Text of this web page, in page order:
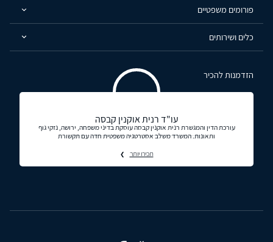
פורומים משפטיים
כלים ושירותים
הזדמנות להכיר
עו"ד רנית אוקנין קבסה
עורכת הדין והמגשרת רנית אוקנין קבסה עוסקת בדיני משפחה, ירושה, נזקי גוף
ותאונות. המשרד משלב אסטרטגיה משפטית חדה עם תקשורת
תכירו יותר